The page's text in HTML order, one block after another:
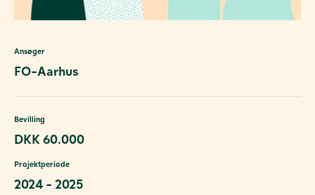
Ansøger
FO-Aarhus
Bevilling
DKK 60.000
Projektperiode
2024 - 2025